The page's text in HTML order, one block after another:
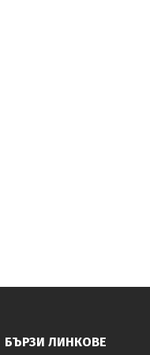
БЪРЗИ ЛИНКОВЕ